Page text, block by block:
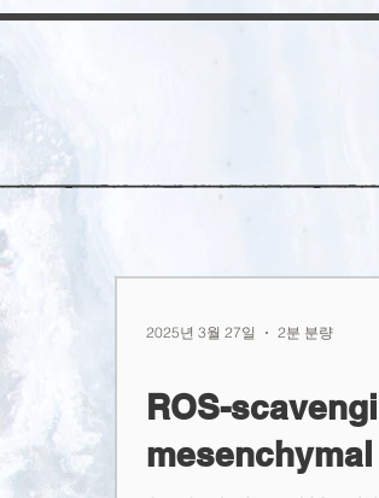
ROS-
2025년 3월 27일 2분 분량